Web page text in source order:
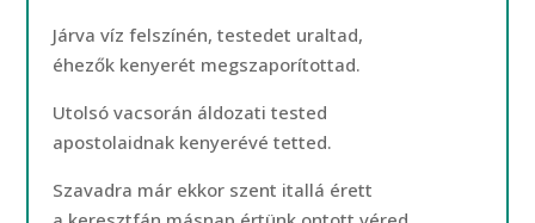
Járva víz felszínén, testedet uraltad,
éhezők kenyerét megszaporítottad.
Utolsó vacsorán áldozati tested
apostolaidnak kenyerévé tetted.
Szavadra már ekkor szent itallá érett